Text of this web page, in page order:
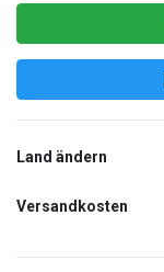
Land ändern
Versandkosten